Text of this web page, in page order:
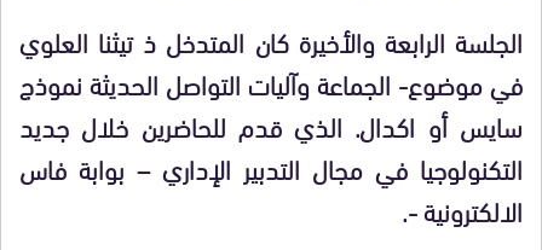
الجلسة الرابعة والأخيرة كان المتدخل ذ تيثنا العلوي
في موضوع- الجماعة وآليات التواصل الحديثة نموذج
سايس أو اكدال. الذي قدم للحاضرين خلال جديد
التكنولوجيا في مجال التدبير الإداري – بوابة فاس
الالكترونية -.